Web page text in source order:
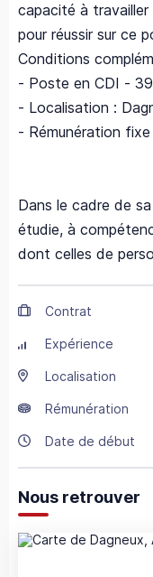
capacité à
pour réussir sur ce
Conditions
- Poste en CDI -
- Localisation :
- Rémunération
Dans le cadre de
étudie, à
dont celles de
Contrat
Expérience
Localisation
Rémunération
Date de début
Nous retrouver